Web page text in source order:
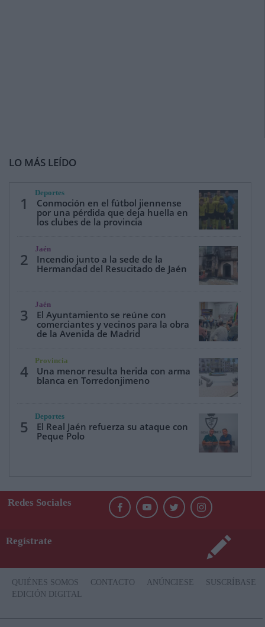
LO MÁS LEÍDO
1
Deportes
Conmoción en el fútbol jiennense
por una pérdida que deja huella en
los clubes de la provincia
2
Jaén
Incendio junto a la sede de la
Hermandad del Resucitado de Jaén
3
Jaén
El Ayuntamiento se reúne con
comerciantes y vecinos para la obra
de la Avenida de Madrid
4
Provincia
Una menor resulta herida con arma
blanca en Torredonjimeno
5
Deportes
El Real Jaén refuerza su ataque con
Peque Polo
Redes Sociales
Regístrate
QUIÉNES SOMOS CONTACTO ANÚNCIESE
SUSCRÍBASE
EDICIÓN DIGITAL